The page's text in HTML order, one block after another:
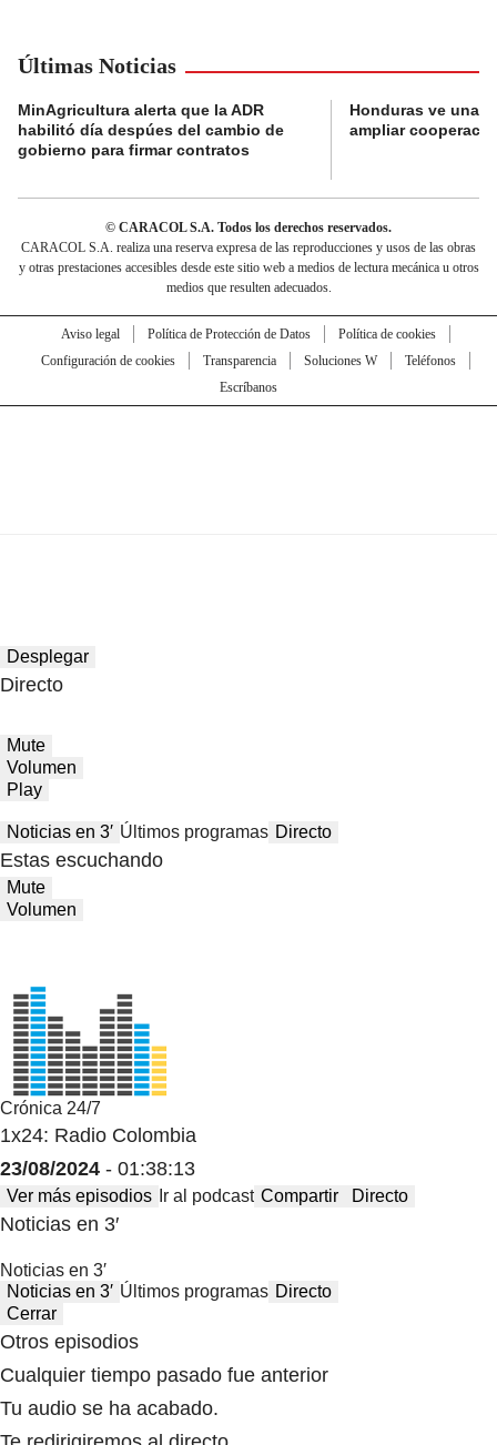
Últimas Noticias
MinAgricultura alerta que la ADR
habilitó día despúes del cambio de
gobierno para firmar contratos
Honduras ve una
ampliar
© CARACOL S.A. Todos los derechos reservados.
CARACOL S.A. realiza una reserva expresa de las reproducciones y usos de las obras
y otras prestaciones accesibles desde este sitio web a medios de lectura mecánica u otros
medios que resulten adecuados.
Aviso legal Política de Protección de Datos
Política de cookies
Configuración de cookies
Transparencia Soluciones W
Teléfonos
Escríbanos
Desplegar
Directo
Mute
Volumen
Play
Noticias en 3′ Últimos programas Directo
Estas escuchando
Mute
Volumen
Crónica 24/7
1x24: Radio Colombia
23/08/2024 - 01:38:13
Ver más episodios Ir al podcast Compartir Directo
Noticias en 3′
Noticias en 3′
Noticias en 3′ Últimos programas Directo
Cerrar
Otros episodios
Cualquier tiempo pasado fue anterior
Tu audio se ha acabado.